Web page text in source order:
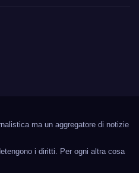
ma un aggregatore di notizie
i diritti. Per ogni altra cosa